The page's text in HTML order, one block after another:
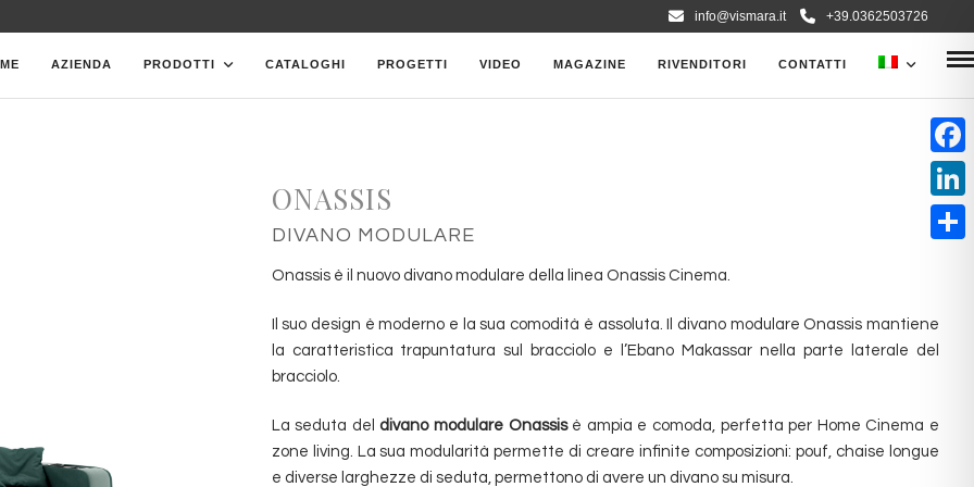
info@vismara.it +39.0362503726
AZIENDA PRODOTTI CATALOGHI PROGETTI VIDEO MAGAZINE RIVENDITORI CONTATTI
ONASSIS
DIVANO MODULARE
Onassis è il nuovo divano modulare della linea Onassis Cinema.
Il suo design è moderno e la sua comodità è assoluta. Il divano modulare Onassis mantiene
la caratteristica trapuntatura sul bracciolo e l’Ebano Makassar nella parte laterale del
bracciolo.
La seduta deldivano modulare Onassisè ampia e comoda, perfetta per Home Cinema e
zone living. La sua modularità permette di creare infinite composizioni: pouf, chaise longue
e diverse larghezze di seduta, permettono di avere un divano su misura.
F
a
c
o
L
k
e
I
n
n
d
v